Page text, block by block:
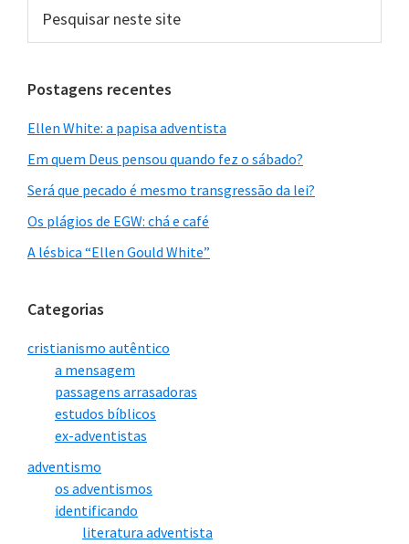
neste
Postagens recentes
Ellen White: a papisa adventista
Em quem Deus pensou quando fez o sábado?
Será que pecado é mesmo transgressão da lei?
Os plágios de EGW: chá e café
A lésbica “Ellen Gould White”
Categorias
cristianismo autêntico
a mensagem
passagens arrasadoras
estudos bíblicos
ex-adventistas
adventismo
os adventismos
identificando
literatura adventista